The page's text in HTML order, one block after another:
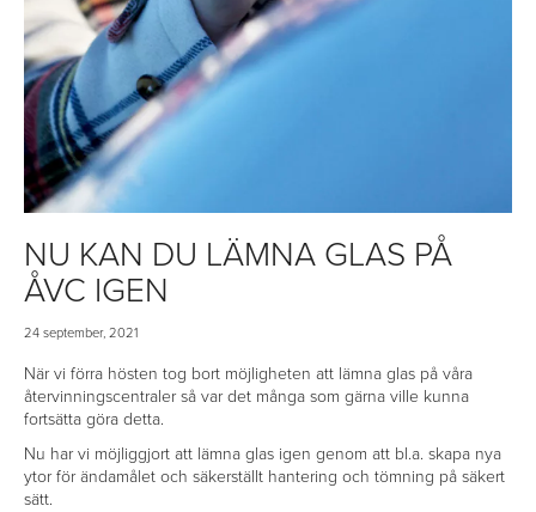
NU KAN DU LÄMNA GLAS PÅ
ÅVC IGEN
24 september, 2021
När vi förra hösten tog bort möjligheten att lämna glas på våra
återvinningscentraler så var det många som gärna ville kunna
fortsätta göra detta.
Nu har vi möjliggjort att lämna glas igen genom att bl.a. skapa nya
ytor för ändamålet och säkerställt hantering och tömning på säkert
sätt.